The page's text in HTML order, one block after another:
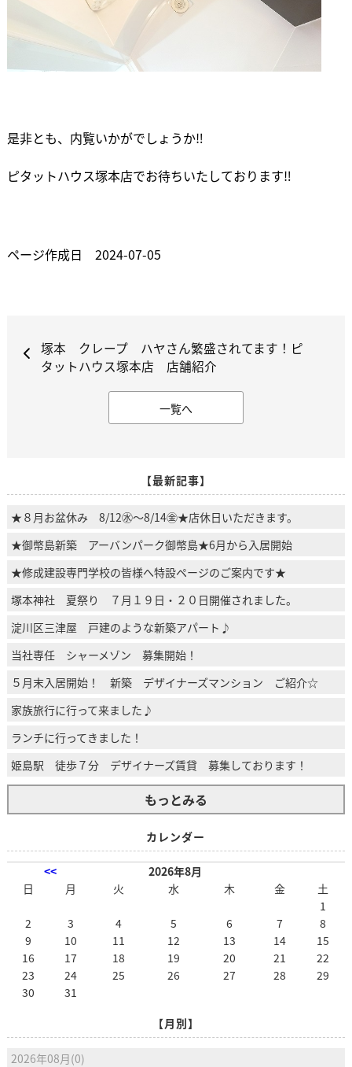
是非とも、内覧いかがでしょうか‼
ピタットハウス塚本店でお待ちいたしております‼
ページ作成日 2024-07-05
塚本 クレープ ハヤさん繁盛されてます！ピ
タットハウス塚本店 店舗紹介
一覧へ
【最新記事】
★８月お盆休み 8/12㊌～8/14㊎★店休日いただきます。
★御幣島新築 アーバンパーク御幣島★6月から入居開始
★修成建設専門学校の皆様へ特設ページのご案内です★
塚本神社 夏祭り ７月１９日・２０日開催されました。
淀川区三津屋 戸建のような新築アパート♪
当社専任 シャーメゾン 募集開始！
５月末入居開始！ 新築 デザイナーズマンション ご紹介☆
家族旅行に行って来ました♪
ランチに行ってきました！
姫島駅 徒歩７分 デザイナーズ賃貸 募集しております！
もっとみる
カレンダー
<<
2026年8月
日
月 火 水 木 金
土
1
2
3 4 5 6 7
8
9
10 11 12 13 14
15
16
17 18 19 20 21
22
23
24 25 26 27 28
29
30
31
【月別】
2026年08月(0)